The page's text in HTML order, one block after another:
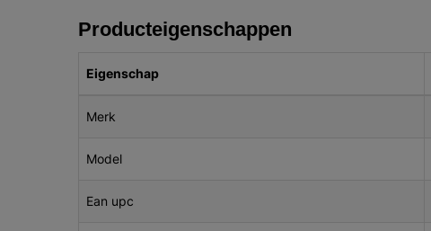
Producteigenschappen
Eigenschap
Merk
Model
Ean upc